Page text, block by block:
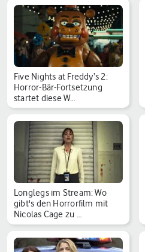
Five Nights at Freddy‘s 2:
Horror-Bär-Fortsetzung
startet diese W…
Longlegs im Stream: Wo
gibt's den Horrorfilm mit
Nicolas Cage zu …